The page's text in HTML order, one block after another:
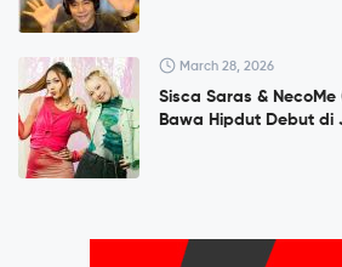
March 28, 2026
Sisca Saras & NecoMe
Bawa Hipdut Debut di